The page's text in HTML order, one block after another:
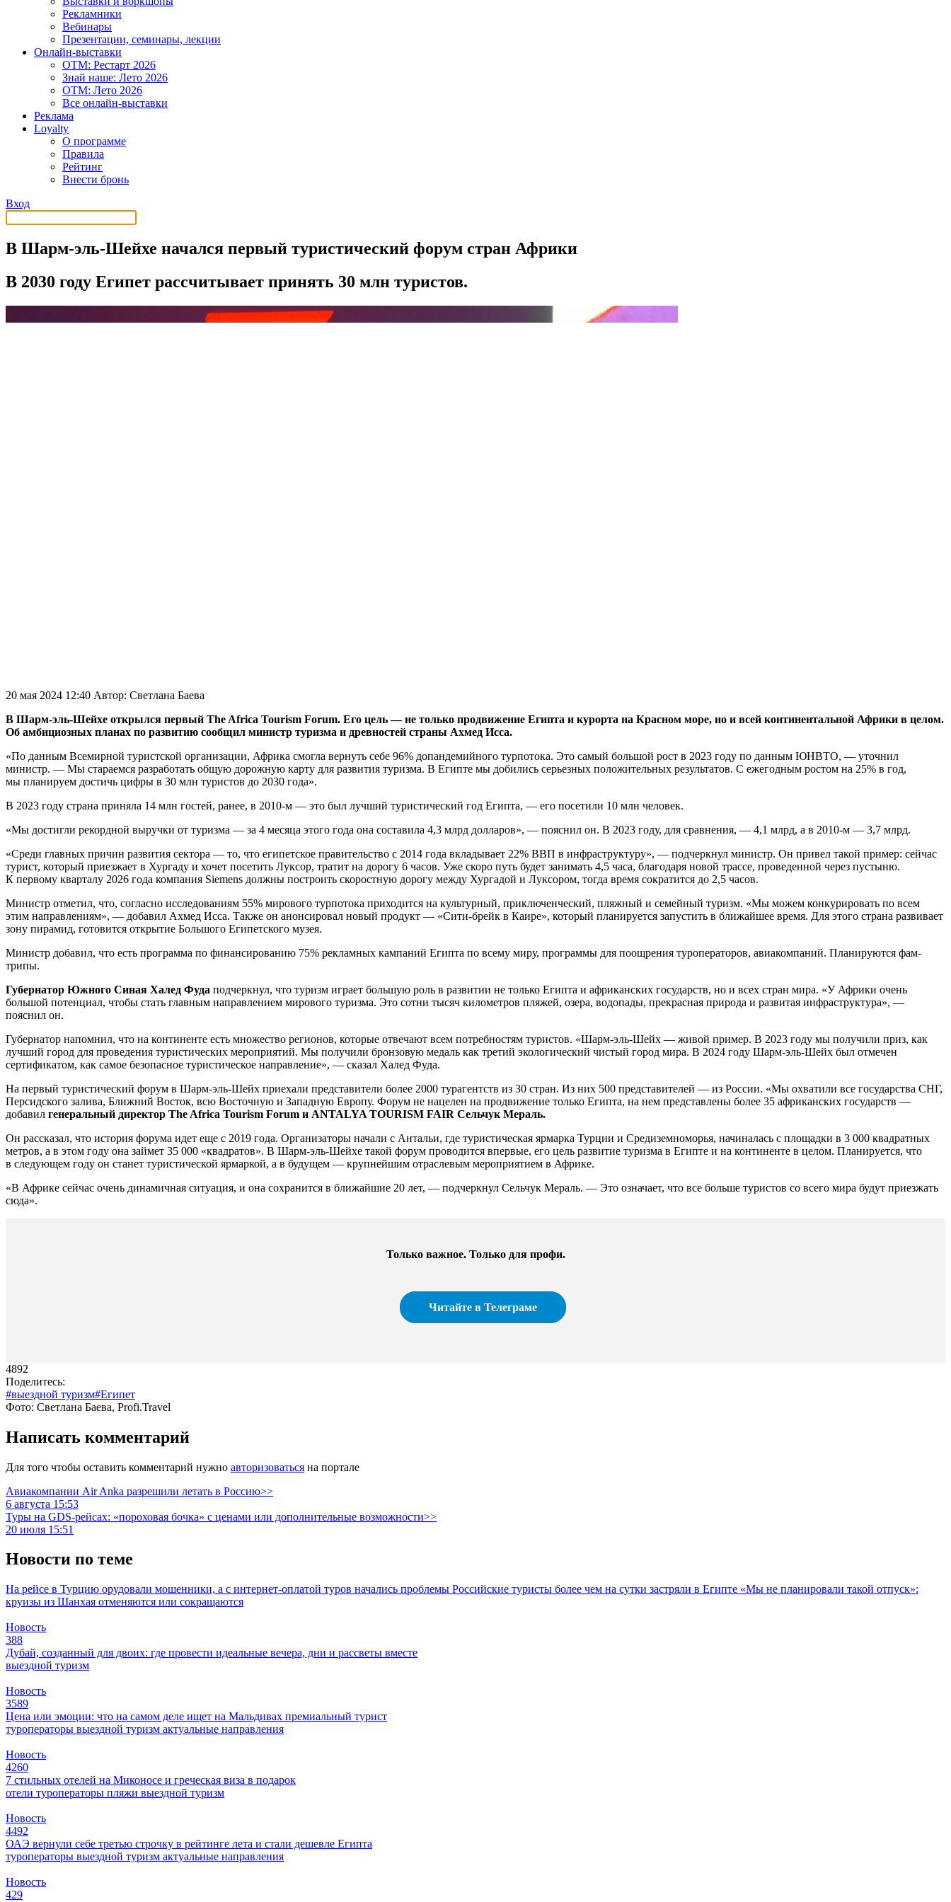
Рекламники
Вебинары
Презентации, семинары, лекции
Онлайн-выставки
OTM: Рестарт 2026
Знай наше: Лето 2026
OTM: Лето 2026
Все онлайн-выставки
Реклама
Loyalty
О программе
Правила
Рейтинг
Внести бронь
Вход
В Шарм-эль-Шейхе начался первый туристический форум стран Африки
В 2030 году Египет рассчитывает принять 30 млн туристов.
20 мая 2024 12:40 Автор: Светлана Баева
В Шарм-эль-Шейхе открылся первый The Africa Tourism Forum. Его цель — не только продвижение Египта и курорта на Красном море, но и всей континентальной Африки в целом.
Об амбициозных планах по развитию сообщил министр туризма и древностей страны Ахмед Исса.
«По данным Всемирной туристской организации, Африка смогла вернуть себе 96% допандемийного турпотока. Это самый большой рост в 2023 году по данным ЮНВТО, — уточнил
министр. — Мы стараемся разработать общую дорожную карту для развития туризма. В Египте мы добились серьезных положительных результатов. С ежегодным ростом на 25% в год,
мы планируем достичь цифры в 30 млн туристов до 2030 года».
В 2023 году страна приняла 14 млн гостей, ранее, в 2010-м — это был лучший туристический год Египта, — его посетили 10 млн человек.
«Мы достигли рекордной выручки от туризма — за 4 месяца этого года она составила 4,3 млрд долларов», — пояснил он. В 2023 году, для сравнения, — 4,1 млрд, а в 2010-м — 3,7 млрд.
«Среди главных причин развития сектора — то, что египетское правительство с 2014 года вкладывает 22% ВВП в инфраструктуру», — подчеркнул министр. Он привел такой пример: сейчас
турист, который приезжает в Хургаду и хочет посетить Луксор, тратит на дорогу 6 часов. Уже скоро путь будет занимать 4,5 часа, благодаря новой трассе, проведенной через пустыню.
К первому кварталу 2026 года компания Siemens должны построить скоростную дорогу между Хургадой и Луксором, тогда время сократится до 2,5 часов.
Министр отметил, что, согласно исследованиям 55% мирового турпотока приходится на культурный, приключенческий, пляжный и семейный туризм. «Мы можем конкурировать по всем
этим направлениям», — добавил Ахмед Исса. Также он анонсировал новый продукт — «Сити-брейк в Каире», который планируется запустить в ближайшее время. Для этого страна развивает
зону пирамид, готовится открытие Большого Египетского музея.
Министр добавил, что есть программа по финансированию 75% рекламных кампаний Египта по всему миру, программы для поощрения туроператоров, авиакомпаний. Планируются фам-
трипы.
Губернатор Южного Синая Халед Фуда подчеркнул, что туризм играет большую роль в развитии не только Египта и африканских государств, но и всех стран мира. «У Африки очень
большой потенциал, чтобы стать главным направлением мирового туризма. Это сотни тысяч километров пляжей, озера, водопады, прекрасная природа и развитая инфраструктура», —
пояснил он.
Губернатор напомнил, что на континенте есть множество регионов, которые отвечают всем потребностям туристов. «Шарм-эль-Шейх — живой пример. В 2023 году мы получили приз, как
лучший город для проведения туристических мероприятий. Мы получили бронзовую медаль как третий экологический чистый город мира. В 2024 году Шарм-эль-Шейх был отмечен
сертификатом, как самое безопасное туристическое направление», — сказал Халед Фуда.
На первый туристический форум в Шарм-эль-Шейх приехали представители более 2000 турагентств из 30 стран. Из них 500 представителей — из России. «Мы охватили все государства СНГ,
Персидского залива, Ближний Восток, всю Восточную и Западную Европу. Форум не нацелен на продвижение только Египта, на нем представлены более 35 африканских государств —
добавил генеральный директор The Africa Tourism Forum и ANTALYA TOURISM FAIR Сельчук Мераль.
Он рассказал, что история форума идет еще с 2019 года. Организаторы начали с Антальи, где туристическая ярмарка Турции и Средиземноморья, начиналась с площадки в 3 000 квадратных
метров, а в этом году она займет 35 000 «квадратов». В Шарм-эль-Шейхе такой форум проводится впервые, его цель развитие туризма в Египте и на континенте в целом. Планируется, что
в следующем году он станет туристической ярмаркой, а в будущем — крупнейшим отраслевым мероприятием в Африке.
«В Африке сейчас очень динамичная ситуация, и она сохранится в ближайшие 20 лет, — подчеркнул Сельчук Мераль. — Это означает, что все больше туристов со всего мира будут приезжать
сюда».
Только важное. Только для профи.​
Читайте в Телеграме
4892
Поделитесь:
#выездной туризм#Египет
Фото: Светлана Баева, Profi.Travel
Написать комментарий
Для того чтобы оставить комментарий нужно авторизоваться на портале
Авиакомпании Air Anka разрешили летать в Россию>>
6 августа 15:53
Туры на GDS-рейсах: «пороховая бочка» с ценами или дополнительные возможности>>
20 июля 15:51
Новости по теме
На рейсе в Турцию орудовали мошенники, а с интернет-оплатой туров начались проблемы Российские туристы более чем на сутки застряли в Египте «Мы не планировали такой отпуск»:
круизы из Шанхая отменяются или сокращаются
Новость
388
Дубай, созданный для двоих: где провести идеальные вечера, дни и рассветы вместе
выездной туризм
Новость
3589
Цена или эмоции: что на самом деле ищет на Мальдивах премиальный турист
туроператоры выездной туризм актуальные направления
Новость
4260
7 стильных отелей на Миконосе и греческая виза в подарок
отели туроператоры пляжи выездной туризм
Новость
4492
ОАЭ вернули себе третью строчку в рейтинге лета и стали дешевле Египта
туроператоры выездной туризм актуальные направления
Новость
429